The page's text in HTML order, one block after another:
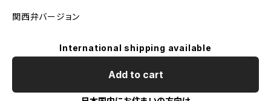
関西弁バージョン
International shipping available
Add to cart